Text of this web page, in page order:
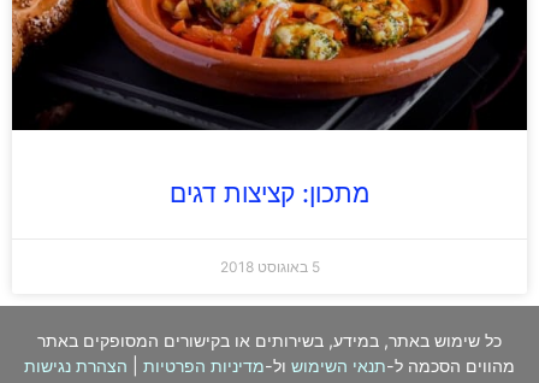
מתכון: קציצות דגים
5 באוגוסט 2018
כל שימוש באתר, במידע, בשירותים או בקישורים המסופקים באתר
מהווים הסכמה ל-תנאי השימוש ול-מדיניות הפרטיות הצהרת נגישות